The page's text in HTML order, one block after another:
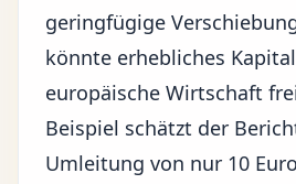
geringfügige
könnte erhebliches
europäische Wirtschaft
Beispiel schätzt der
Umleitung von nur 10